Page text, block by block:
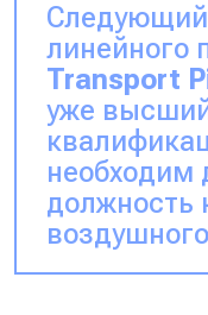
линейного
Transport
уже
необходим
должность